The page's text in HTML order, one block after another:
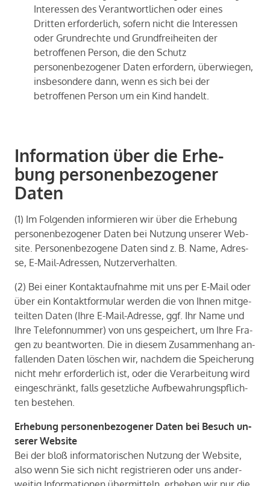
Interessen des Verantwortlichen oder eines
Dritten erforderlich, sofern nicht die Interessen
oder Grundrechte und Grundfreiheiten der
betroffenen Person, die den Schutz
personenbezogener Daten erfordern, überwiegen,
insbesondere dann, wenn es sich bei der
betroffenen Person um ein Kind handelt.
Infor­ma­tion über die Erhe­
bung per­so­nen­be­zo­ge­ner
Daten
(1) Im Fol­gen­den in­for­mie­ren wir über die Er­he­bung
per­so­nen­be­zo­ge­ner Daten bei Nut­zung un­se­rer Web­
site. Per­so­nen­be­zo­ge­ne Daten sind z. B. Name, Adres­
se, E-​Mail-Adressen, Nut­zer­ver­hal­ten.
(2) Bei einer Kon­takt­auf­nah­me mit uns per E-​Mail oder
über ein Kon­takt­for­mu­lar wer­den die von Ihnen mit­ge­
teil­ten Daten (Ihre E-​Mail-Adresse, ggf. Ihr Name und
Ihre Te­le­fon­num­mer) von uns ge­spei­chert, um Ihre Fra­
gen zu be­ant­wor­ten. Die in die­sem Zu­sam­men­hang an­
fal­len­den Daten lö­schen wir, nach­dem die Spei­che­rung
nicht mehr er­for­der­lich ist, oder die Ver­ar­bei­tung wird
ein­ge­schränkt, falls ge­setz­li­che Auf­be­wah­rungs­pflich­
ten be­stehen.
Er­he­bung per­so­nen­be­zo­ge­ner Daten bei Be­such un­
se­rer Web­site
Bei der bloß in­for­ma­to­ri­schen Nut­zung der Web­site,
also wenn Sie sich nicht re­gis­trie­ren oder uns an­der­